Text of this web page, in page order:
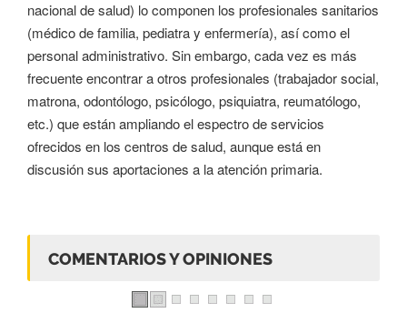
nacional de salud) lo componen los profesionales sanitarios
(médico de familia, pediatra y enfermería), así como el
personal administrativo. Sin embargo, cada vez es más
frecuente encontrar a otros profesionales (trabajador social,
matrona, odontólogo, psicólogo, psiquiatra, reumatólogo,
etc.) que están ampliando el espectro de servicios
ofrecidos en los centros de salud, aunque está en
discusión sus aportaciones a la atención primaria.
COMENTARIOS Y OPINIONES